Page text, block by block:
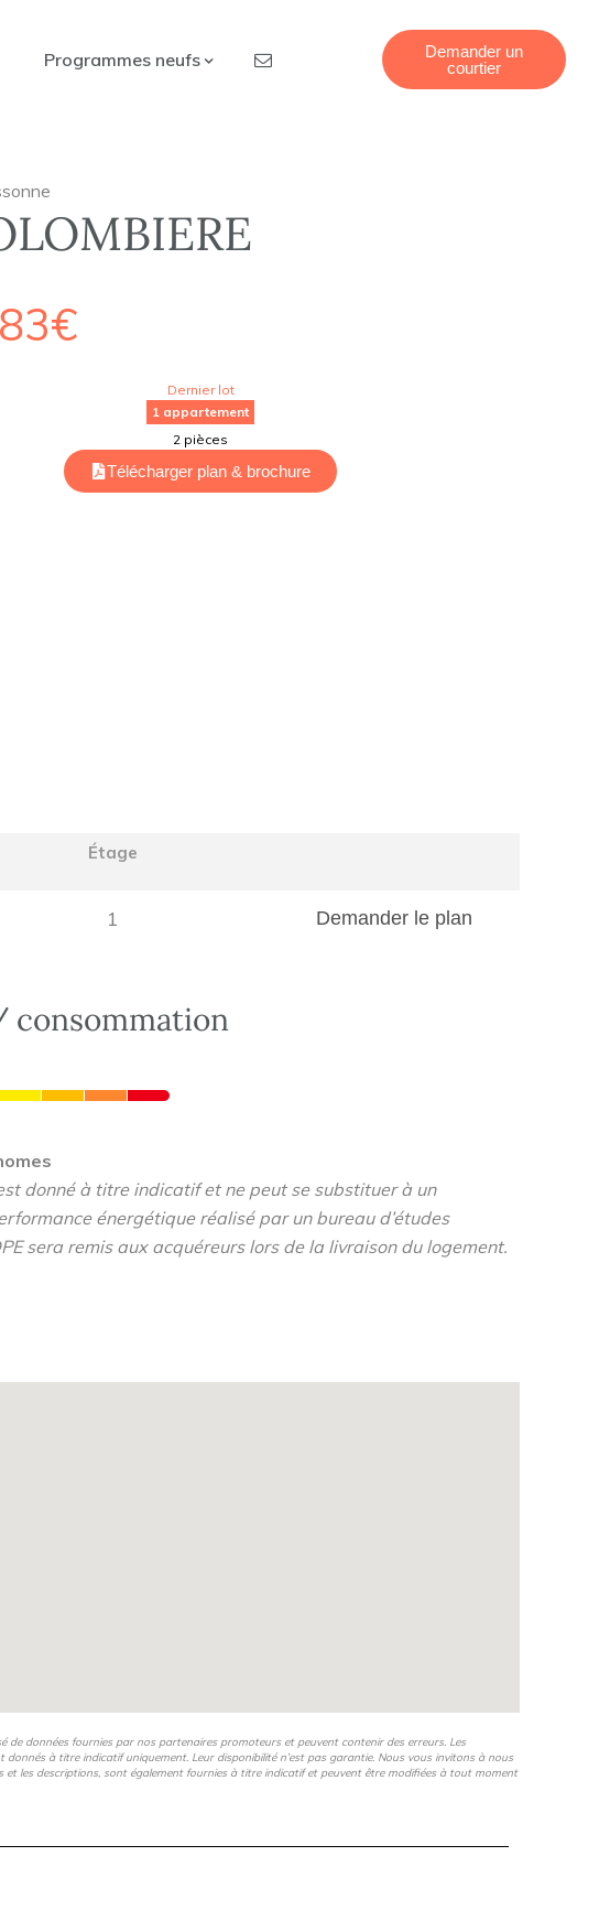
Programmes neufs
Demander un
courtier
Dernier lot
1 appartement
2 pièces
Télécharger plan & brochure
Étage
1 Demander le plan
consommation
donné à titre indicatif et ne peut se substituer à un
énergétique réalisé par un bureau d’études
sera remis aux acquéreurs lors de la livraison du logement.
données fournies par nos partenaires promoteurs et peuvent contenir des erreurs. Les
donnés à titre indicatif uniquement. Leur disponibilité n’est pas garantie. Nous vous invitons à nous
et les descriptions, sont également fournies à titre indicatif et peuvent être modifiées à tout moment